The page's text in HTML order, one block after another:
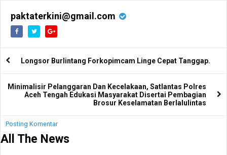
paktaterkini@gmail.com
Longsor Burlintang Forkopimcam Linge Cepat Tanggap.
Minimalisir Pelanggaran Dan Kecelakaan, Satlantas Polres
Aceh Tengah Edukasi Masyarakat Disertai Pembagian
Brosur Keselamatan Berlalulintas
Posting Komentar
All The News